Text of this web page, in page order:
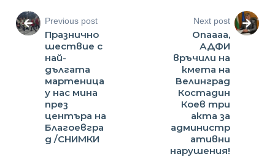
Previous post
Празнично
шествие с
най-
дългата
мартеница
у нас мина
през
центъра на
Благоевгра
д /СНИМКИ
Next post
Опаааа,
АДФИ
връчили на
кмета на
Велинград
Костадин
Коев три
акта за
администр
ативни
нарушения!